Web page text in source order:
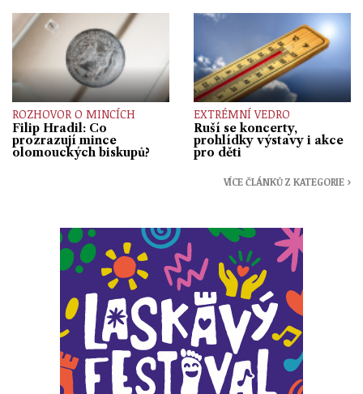
ROZHOVOR O MINCÍCH
Filip Hradil: Co
prozrazují mince
olomouckých biskupů?
EXTRÉMNÍ VEDRO
Ruší se koncerty,
prohlídky výstavy i akce
pro děti
VÍCE ČLÁNKŮ Z KATEGORIE ›